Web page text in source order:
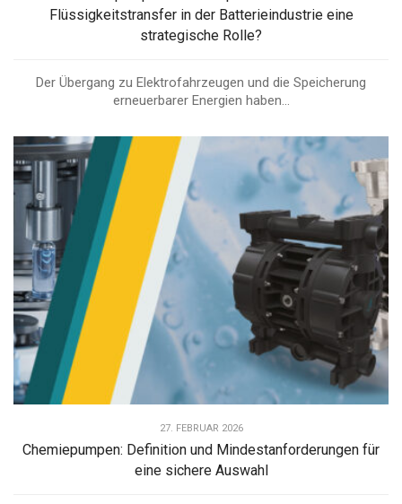
Flüssigkeitstransfer in der Batterieindustrie eine
strategische Rolle?
Der Übergang zu Elektrofahrzeugen und die Speicherung
erneuerbarer Energien haben...
27. FEBRUAR 2026
Chemiepumpen: Definition und Mindestanforderungen für
eine sichere Auswahl